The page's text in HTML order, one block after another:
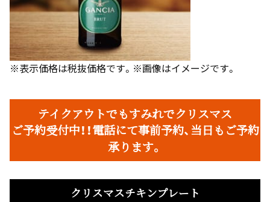
※表示価格は税抜価格です。※画像はイメージです。
テイクアウトでもすみれでクリスマス
ご予約受付中！！電話にて事前予約、当日もご予約
承ります。
クリスマスチキンプレート